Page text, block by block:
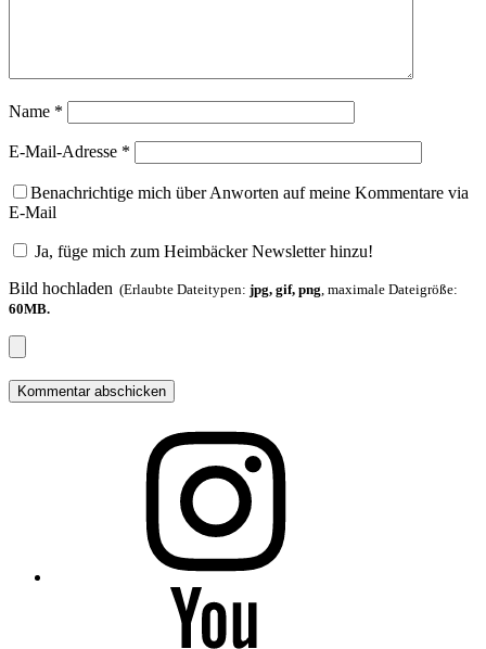
Name *
E-Mail-Adresse *
Benachrichtige mich über Anworten auf meine Kommentare via
E-Mail
Ja, füge mich zum Heimbäcker Newsletter hinzu!
Bild hochladen (Erlaubte Dateitypen: jpg, gif, png, maximale Dateigröße:
60MB.